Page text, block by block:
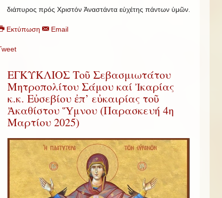
διάπυρος πρός Χριστόν Ἀναστάντα εὐχέτης πάντων ὑμῶν.
Εκτύπωση Email
ΕΓΚΥΚΛΙΟΣ Τοῦ Σεβασμιωτάτου
Μητροπολίτου Σάμου καί Ἰκαρίας
κ.κ. Εὐσεβίου ἐπ’ εὐκαιρίας τοῦ
Ἀκαθίστου Ὕμνου (Παρασκευή 4η
Μαρτίου 2025)